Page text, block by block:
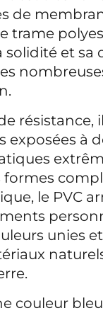
de
trame
et sa
résistance,
exposées à
le PVC
unies
couleur